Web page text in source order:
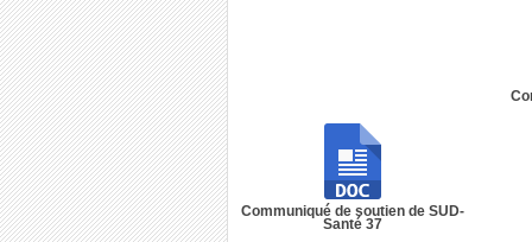
Communiqué de soutien de SUD-
Santé 37